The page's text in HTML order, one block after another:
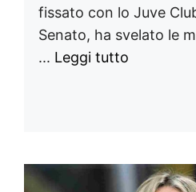
fissato con lo Juve
Senato, ha svelato le
... Leggi tutto